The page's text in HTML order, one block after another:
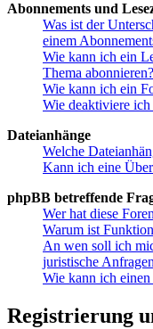
Abonnements und
Was ist der
einem
Wie kann ich ein
Thema abonnieren?
Wie kann ich ein
Wie deaktiviere
Dateianhänge
Welche
Kann ich eine
phpBB betreffende
Wer hat diese
Warum ist
An wen soll ich
juristische
Wie kann ich
Registrierung